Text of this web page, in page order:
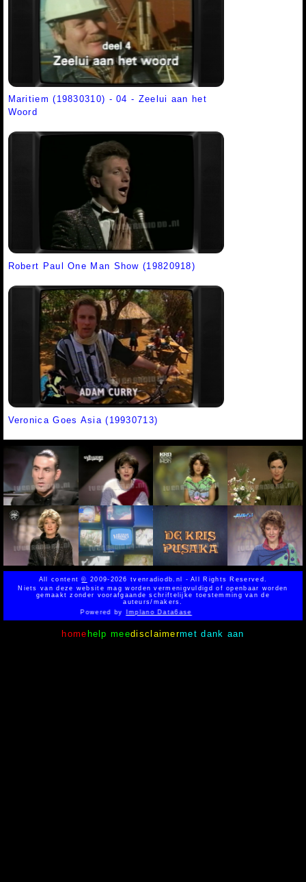
Maritiem (19830310) - 04 - Zeelui aan het
Woord
Robert Paul One Man Show (19820918)
Veronica Goes Asia (19930713)
All content© 2009-2026 tvenradiodb.nl - All Rights Reserved.
Niets van deze website mag worden vermenigvuldigd of openbaar worden
gemaakt zonder voorafgaande schriftelijke toestemming van de
auteurs/makers.
Powered byImplano Data6ase
home help meedisclaimermet dank aan